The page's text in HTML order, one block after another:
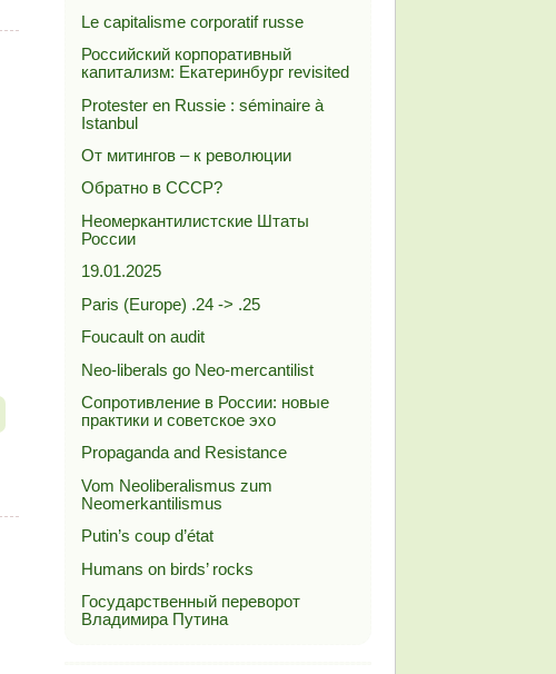
Le capitalisme corporatif russe
Российский корпоративный
капитализм: Екатеринбург revisited
Protester en Russie : séminaire à
Istanbul
От митингов – к революции
Обратно в СССР?
Неомеркантилистские Штаты
России
19.01.2025
Paris (Europe) .24 -> .25
Foucault on audit
Neo-liberals go Neo-mercantilist
Сопротивление в России: новые
практики и советское эхо
Propaganda and Resistance
Vom Neoliberalismus zum
Neomerkantilismus
Putin’s coup d’état
Humans on birds’ rocks
Государственный переворот
Владимира Путина